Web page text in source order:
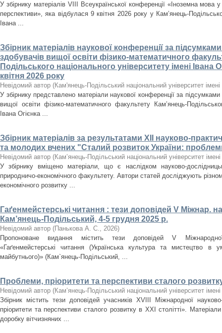
У збірнику матеріалів VІІІ Всеукраїнської конференції «Іноземна мова
перспективи», яка відбулася 9 квітня 2026 року у Кам’янець-
Івана ...
Збірник матеріалів наукової конференції за
здобувачів вищої освіти фізико-математичного
Подільського національного університету імені Івана
квітня 2026 року
Невідомий автор (Кам'янець-Подільський національний університет імені
У збірнику представлено матеріали наукової конференції за
вищої освіти фізико-математичного факультету Кам’янець-
Івана Огієнка ...
Збірник матеріалів за результатами XІI науково-
та молодих вчених "Сталий розвиток України:
Невідомий автор (Кам’янець-Подільський національний університет
У збірнику вміщено матеріали, що є наслідком науково-
природничо-економічного факультету. Автори статей досліджують
економічного розвитку ...
Гаґенмейстерські читання : тези доповідей V Міжнар.
Кам’янець-Подільський, 4-5 грудня 2025 р.
Невідомий автор (Панькова А. С., 2026)
Пропоноване видання містить тези доповідей V Міжнародної
«Гаґенмейстерські читання (Українська культура та мистецтво в
майбутнього)» (Кам`янець-Подільський, ...
Проблеми, пріоритети та перспективи сталого розвитку
Невідомий автор (Кам’янець-Подільський національний університет
Збірник містить тези доповідей учасників XVІІІ Міжнародної
пріоритети та перспективи сталого розвитку в ХХІ столітті».
доробку вітчизняних ...